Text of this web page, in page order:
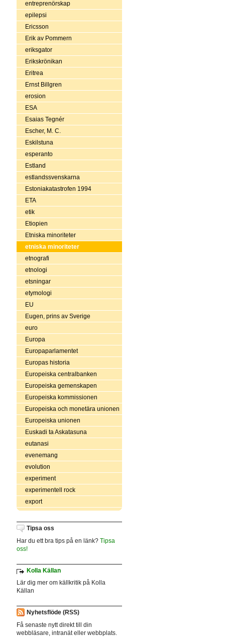
entreprenörskap
epilepsi
Ericsson
Erik av Pommern
eriksgator
Erikskrönikan
Eritrea
Ernst Billgren
erosion
ESA
Esaias Tegnér
Escher, M. C.
Eskilstuna
esperanto
Estland
estlandssvenskarna
Estoniakatastrofen 1994
ETA
etik
Etiopien
Etniska minoriteter
etniska minoriteter
etnografi
etnologi
etsningar
etymologi
EU
Eugen, prins av Sverige
euro
Europa
Europaparlamentet
Europas historia
Europeiska centralbanken
Europeiska gemenskapen
Europeiska kommissionen
Europeiska och monetära unionen
Europeiska unionen
Euskadi ta Askatasuna
eutanasi
evenemang
evolution
experiment
experimentell rock
export
Tipsa oss
Har du ett bra tips på en länk? Tipsa
oss!
Kolla Källan
Lär dig mer om källkritik på Kolla
Källan
Nyhetsflöde (RSS)
Få senaste nytt direkt till din
webbläsare, intranät eller webbplats.